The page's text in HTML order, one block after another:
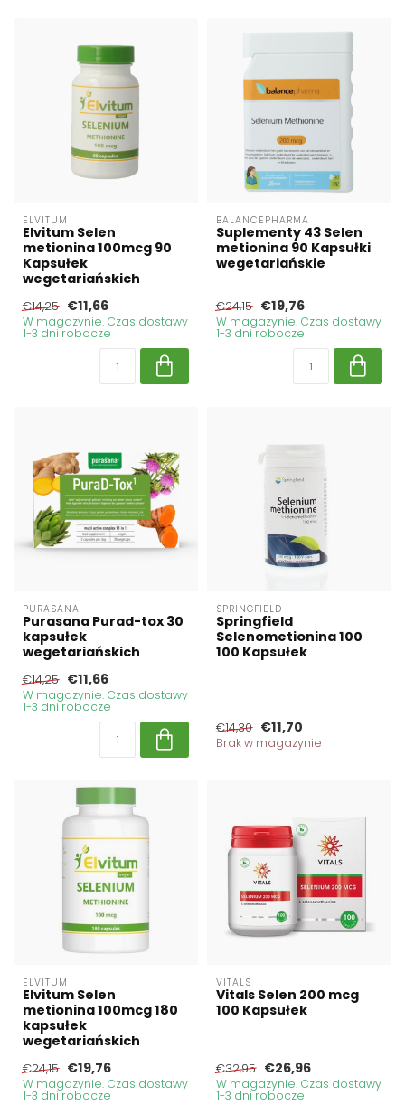
ELVITUM
Elvitum Selen
metionina 100mcg 90
Kapsułek
wegetariańskich
€14,25 €11,66
W magazynie. Czas dostawy
1-3 dni robocze
BALANCEPHARMA
Suplementy 43 Selen
metionina 90 Kapsułki
wegetariańskie
€24,15 €19,76
W magazynie. Czas dostawy
1-3 dni robocze
PURASANA
Purasana Purad-tox 30
kapsułek
wegetariańskich
€14,25 €11,66
W magazynie. Czas dostawy
1-3 dni robocze
SPRINGFIELD
Springfield
Selenometionina 100
100 Kapsułek
€14,30 €11,70
Brak w magazynie
ELVITUM
Elvitum Selen
metionina 100mcg 180
kapsułek
wegetariańskich
€24,15 €19,76
W magazynie. Czas dostawy
1-3 dni robocze
VITALS
Vitals Selen 200 mcg
100 Kapsułek
€32,95 €26,96
W magazynie. Czas dostawy
1-3 dni robocze